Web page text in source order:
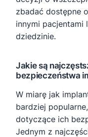
zbadać dostępne
innymi pacjentami
dziedzinie.
Jakie są
bezpieczeństwa
W miarę jak
bardziej
dotyczące ich
Jednym z